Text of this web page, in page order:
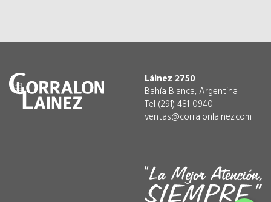
Láinez 2750
Bahía Blanca, Argentina
Tel (291) 481-0940
ventas@corralonlainez.com